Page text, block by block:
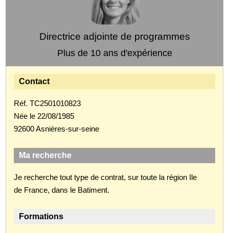
Directrice adjointe de programmes
Plus de 10 ans d'expérience
Contact
Réf. TC2501010823
Née le 22/08/1985
92600 Asnières-sur-seine
Ma recherche
Je recherche tout type de contrat, sur toute la région Ile
de France, dans le Batiment.
Formations